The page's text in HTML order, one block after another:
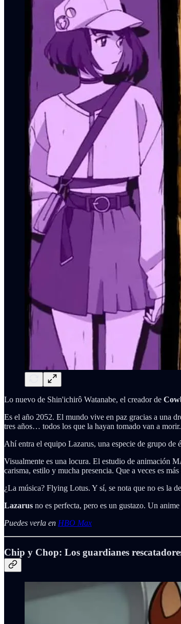
Lo nuevo de Shin'ichirô Watanabe, el creador de
Es el año 2052. El mundo vive en paz gracias a una
tres años… todos los que la hayan tomado van a
Ahí entra el equipo Lazarus, una especie de grupo de
Visualmente es una locura. El estudio de animación
carisma, estilo y mucha presencia. Que a veces es
¿La música? Flying Lotus. Y sí, se nota que no es la de
Lazarus no es perfecta, pero es un gustazo. Un
Puedes verla en HBO Max
Chip y Chop: Los guardianes